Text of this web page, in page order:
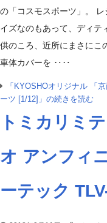
の「コスモスポーツ」。
イズなのもあって、ディテ
供のころ、近所にまさにこ
車体カバーを ‥‥
「KYOSHOオリジナル 「
ーツ [1/12]」の続きを読む
トミカリミ
オ アンフィ
ーテック